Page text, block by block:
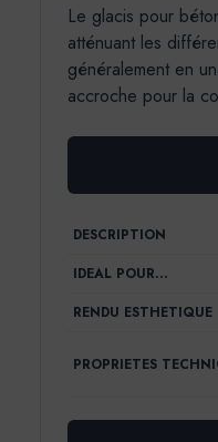
Le glacis pour
atténuant les
généralement en
accroche pour la
DESCRIPTION
IDEAL POUR…
RENDU ESTHETIQUE
PROPRIETES